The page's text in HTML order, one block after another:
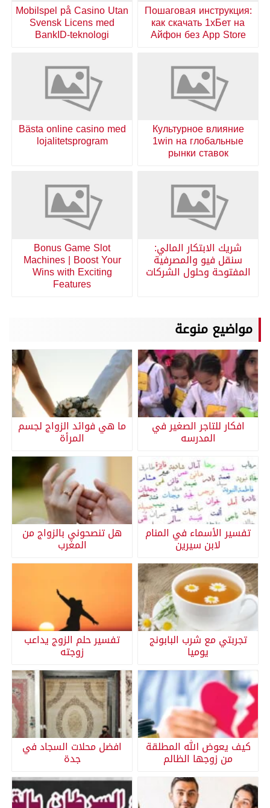
Пошаговая инструкция:
как скачать 1хБет на
Айфон без App Store
Mobilspel på Casino Utan
Svensk Licens med
BankID-teknologi
Культурное влияние
1win на глобальные
рынки ставок
Bästa online casino med
lojalitetsprogram
شريك الابتكار المالي:
سنقل فيو والمصرفية
المفتوحة وحلول الشركات
Bonus Game Slot
Machines | Boost Your
Wins with Exciting
Features
مواضيع منوعة
افكار للتاجر الصغير في
المدرسه
ما هي فوائد الزواج لجسم
المرأة
تفسير الأسماء في المنام
لابن سيرين
هل تنصحوني بالزواج من
المغرب
تجربتي مع شرب البابونج
يوميا
تفسير حلم الزوج يداعب
زوجته
كيف يعوض الله المطلقة
من زوجها الظالم
افضل محلات السجاد في
جدة